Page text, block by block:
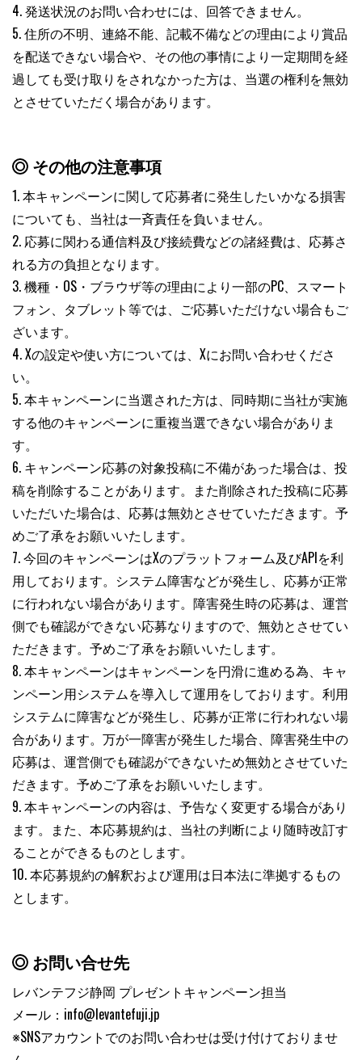
4. 発送状況のお問い合わせには、回答できません。
5. 住所の不明、連絡不能、記載不備などの理由により賞品
を配送できない場合や、その他の事情により一定期間を経
過しても受け取りをされなかった方は、当選の権利を無効
とさせていただく場合があります。
その他の注意事項
1. 本キャンペーンに関して応募者に発生したいかなる損害
についても、当社は一斉責任を負いません。
2. 応募に関わる通信料及び接続費などの諸経費は、応募さ
れる方の負担となります。
3. 機種・OS・ブラウザ等の理由により一部のPC、スマート
フォン、タブレット等では、ご応募いただけない場合もご
ざいます。
4. Xの設定や使い方については、Xにお問い合わせくださ
い。
5. 本キャンペーンに当選された方は、同時期に当社が実施
する他のキャンペーンに重複当選できない場合がありま
す。
6. キャンペーン応募の対象投稿に不備があった場合は、投
稿を削除することがあります。また削除された投稿に応募
いただいた場合は、応募は無効とさせていただきます。予
めご了承をお願いいたします。
7. 今回のキャンペーンはXのプラットフォーム及びAPIを利
用しております。システム障害などが発生し、応募が正常
に行われない場合があります。障害発生時の応募は、運営
側でも確認ができない応募なりますので、無効とさせてい
ただきます。予めご了承をお願いいたします。
8. 本キャンペーンはキャンペーンを円滑に進める為、キャ
ンペーン用システムを導入して運用をしております。利用
システムに障害などが発生し、応募が正常に行われない場
合があります。万が一障害が発生した場合、障害発生中の
応募は、運営側でも確認ができないため無効とさせていた
だきます。予めご了承をお願いいたします。
9. 本キャンペーンの内容は、予告なく変更する場合があり
ます。また、本応募規約は、当社の判断により随時改訂す
ることができるものとします。
10. 本応募規約の解釈および運用は日本法に準拠するもの
とします。
お問い合せ先
レバンテフジ静岡 プレゼントキャンペーン担当
メール：info@levantefuji.jp
※SNSアカウントでのお問い合わせは受け付けておりませ